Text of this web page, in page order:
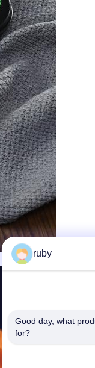
ruby
Good day, what
for?